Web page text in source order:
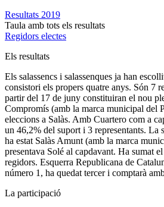
Resultats 2019
Taula amb tots els resultats
Regidors electes
Els resultats
Els salassencs i salassenques ja han
consistori els propers quatre anys. Són 7
partir del 17 de juny constituiran el nou
Compromís (amb la marca municipal del
eleccions a Salàs. Amb Cuartero com a
un 46,2% del suport i 3 representants. La
ha estat Salàs Amunt (amb la marca
presentava Solé al capdavant. Ha sumat
regidors. Esquerra Republicana de
número 1, ha quedat tercer i comptarà
La participació